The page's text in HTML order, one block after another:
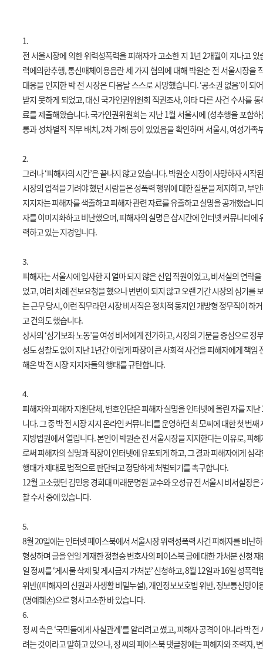
1.
전 서울시장에 의한 위력성폭력을 피해자가 고소한 지 1년2개월이 지나고 있
력에의한추행,통신매체이용음란 세 가지 혐의에 대해 박원순 전 서울시장을
대응을 인지한 박 전 시장은 다음날 스스로 사망했습니다.‘공소권 없음’이 되
받지 못하게 되었고,대신 국가인권위원회 직권조사,여타 다른 사건 수사를
료를 제출해왔습니다.국가인권위원회는 지난1월 서울시에 (성추행을 포함
롱과 성차별적 직무 배치, 2차 가해 등이 있었음을 확인하며 서울시,여성가족
2.
그러나‘피해자의 시간’은 끝나지 않고 있습니다.박원순 시장이 사망하자 시작
시장의 업적을 기려야 했던 사람들은 성폭력 행위에 대한 질문을 제지하고,부
지지자는 피해자를 색출하고 피해자 관련 자료를 유출하고 실명을 공개했습니
자를 이미지화하고 비난했으며,피해자의 실명은 삽시간에 인터넷 커뮤니티에
력하고 있는 지경입니다.
3.
피해자는 서울시에 입사한 지 얼마 되지 않은 신입 직원이었고,비서실의 연락
었고,여러 차례 전보요청을 했으나 번번이 되지 않고 오랜 기간 시장의 심기를
는 근무 당시,이런 직무라면 시장 비서직은 정치적 동지인 개방형 정무직이 하
고 건의도 했습니다.
상사의 ‘심기보좌 노동’을 여성 비서에게 전가하고,시장의 기분을 중심으로 정
성도 성찰도 없이 지난1년간 이렇게 파장이 큰 사회적 사건을 피해자에게 책임
해온 박 전 시장 지지자들의 행태를 규탄합니다.
4.
피해자와 피해자 지원단체,변호인단은 피해자 실명을 인터넷에 올린 자를 지난
니다.그 중 박 전 시장 지지 온라인 커뮤니티를 운영하던 최 모씨에 대한 첫 번째
지방법원에서 열립니다.본인이 박원순 전 서울시장을 지지한다는 이유로,피해
로써 피해자의 실명과 직장이 인터넷에 유포되게 하고,그 결과 피해자에게 심
행태가 제대로 법적으로 판단되고 정당하게 처벌되기를 촉구합니다.
12월 고소했던 김민웅 경희대 미래문명원 교수와 오성규 전 서울시 비서실장은
찰 수사 중에 있습니다.
5.
8월20일에는 인터넷 페이스북에서 서울시장 위력성폭력 사건 피해자를 비난
형성하며 글을 연일 게재한 정철승 변호사의 페이스북 글에 대한 가처분 신청
일 정씨를‘게시물 삭제 및 게시금지 가처분’신청하고, 8월 12일과16일 성폭력
위반((피해자의 신원과 사생활 비밀누설),개인정보보호법 위반,정보통신망이
(명예훼손)으로 형사고소한 바 있습니다.
6.
정 씨 측은‘국민들에게 사실관계’를 알리려고 썼고,피해자 공격이 아니라 박
려는 것이라고 말하고 있으나,정 씨의 페이스북 댓글창에는 피해자와 조력자,